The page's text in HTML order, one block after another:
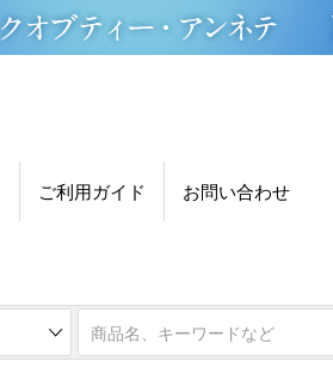
ご利用ガイド お問い合わせ